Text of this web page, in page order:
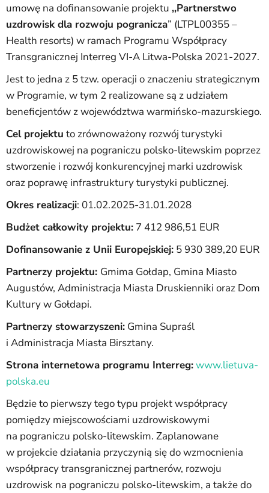
umowę na dofinansowanie projektu ,,Partnerstwo
uzdrowisk dla rozwoju pogranicza” (LTPL00355 –
Health resorts) w ramach Programu Współpracy
Transgranicznej Interreg VI-A Litwa-Polska 2021-2027.
Jest to jedna z 5 tzw. operacji o znaczeniu strategicznym
w Programie, w tym 2 realizowane są z udziałem
beneficjentów z województwa warmińsko-mazurskiego.
Cel projektu to zrównoważony rozwój turystyki
uzdrowiskowej na pograniczu polsko-litewskim poprzez
stworzenie i rozwój konkurencyjnej marki uzdrowisk
oraz poprawę infrastruktury turystyki publicznej.
Okres realizacji: 01.02.2025-31.01.2028
Budżet całkowity projektu: 7 412 986,51 EUR
Dofinansowanie z Unii Europejskiej: 5 930 389,20 EUR
Partnerzy projektu: Gmima Gołdap, Gmina Miasto
Augustów, Administracja Miasta Druskienniki oraz Dom
Kultury w Gołdapi.
Partnerzy stowarzyszeni: Gmina Supraśl
i Administracja Miasta Birsztany.
Strona internetowa programu Interreg:www.lietuva-
polska.eu
Będzie to pierwszy tego typu projekt współpracy
pomiędzy miejscowościami uzdrowiskowymi
na pograniczu polsko-litewskim. Zaplanowane
w projekcie działania przyczynią się do wzmocnienia
współpracy transgranicznej partnerów, rozwoju
uzdrowisk na pograniczu polsko-litewskim, a także do